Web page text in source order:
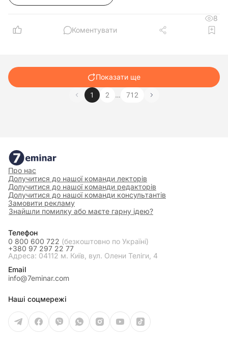
8
Коментувати
Показати ще
1 2 … 712
Про нас
Долучитися до нашої команди лекторів
Долучитися до нашої команди редакторів
Долучитися до нашої команди консультантів
Замовити рекламу
Знайшли помилку або маєте гарну ідею?
Телефон
0 800 600 722 (безкоштовно по Україні)
+380 97 297 22 77
Адреса: 04112 м. Київ, вул. Олени Теліги, 4
Email
info@7eminar.com
Наші соцмережі